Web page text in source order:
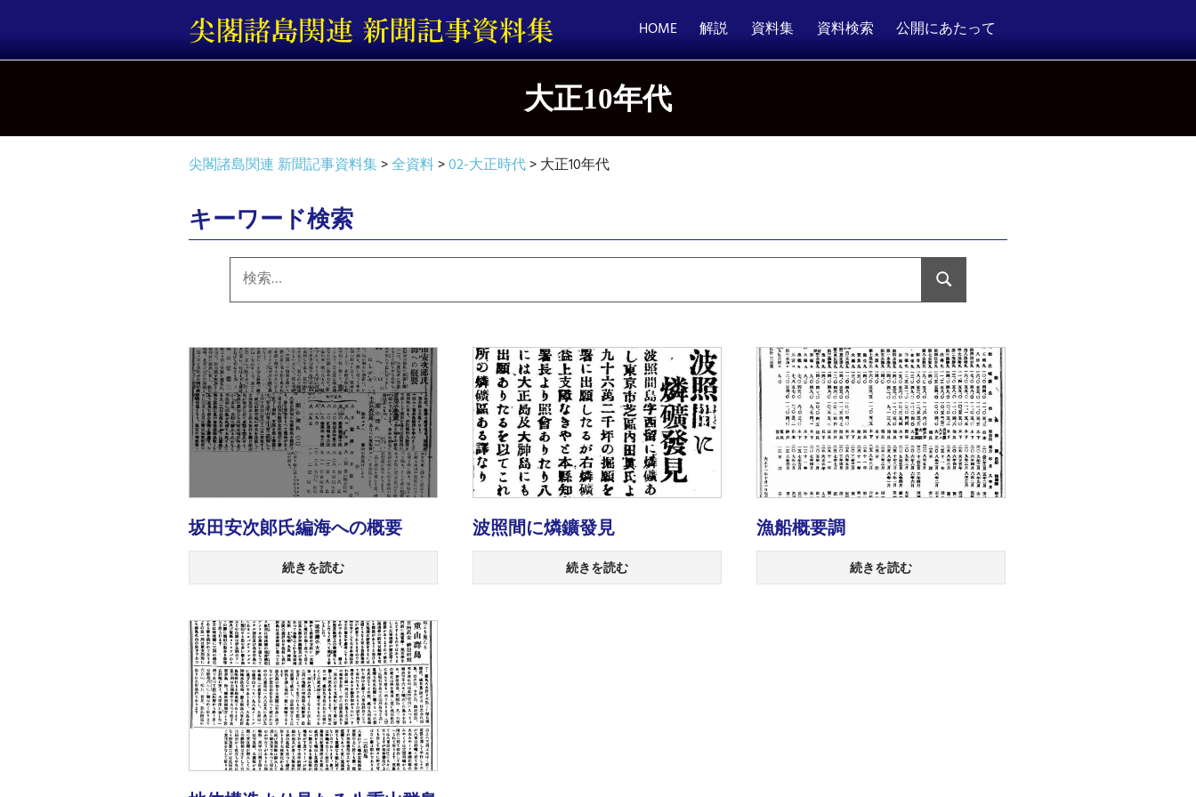
テ
ス
HOME 解説 資料集 資料検索 公開にあたって
大正10年代
尖閣諸島関連 新聞記事資料集>全資料>02-大正時代>大正10年代
キーワード検索
索:
検
索
坂田安次郞氏編海への概要
続きを読む
波照間に燐鑛發見
続きを読む
漁船概要調
続きを読む